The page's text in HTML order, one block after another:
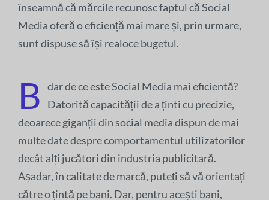
înseamnă că mărcile recunosc faptul că Social
Media oferă o eficiență mai mare și, prin urmare,
sunt dispuse să își realoce bugetul.
B dar de ce este Social Media mai eficientă?
Datorită capacității de a ținti cu precizie,
deoarece giganții din social media dispun de mai
multe date despre comportamentul utilizatorilor
decât alți jucători din industria publicitară.
Așadar, în calitate de marcă, puteți să vă orientați
către o țintă pe bani. Dar, pentru acești bani,